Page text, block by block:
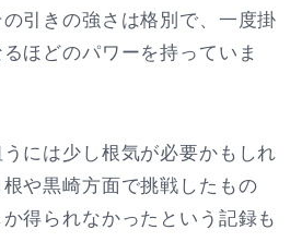
引きの強さは格別で、一度掛
ほどのパワーを持っていま
には少し根気が必要かもしれ
や黒崎方面で挑戦したもの
得られなかったという記録も